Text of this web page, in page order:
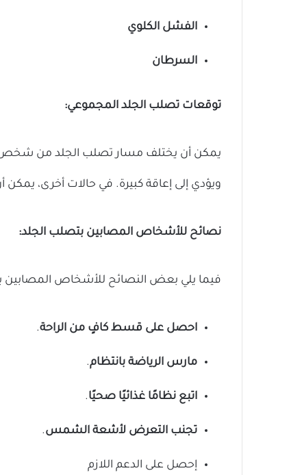
الفشل الكلوي
السرطان
توقعات تصلب الجلد المجموعي:
يمكن أن يختلف مسار تصلب الجلد من شخص
ويؤدي إلى إعاقة كبيرة. في حالات أخرى،
نصائح للأشخاص المصابين بتصلب الجلد:
فيما يلي بعض النصائح للأشخاص المصابين
احصل على قسط كافٍ من الراحة.
مارس الرياضة بانتظام.
اتبع نظامًا غذائيًا صحيًا.
تجنب التعرض لأشعة الشمس.
إحصل على الدعم اللازم